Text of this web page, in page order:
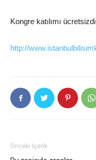
Kongre katılımı
http://
Önceki İçerik